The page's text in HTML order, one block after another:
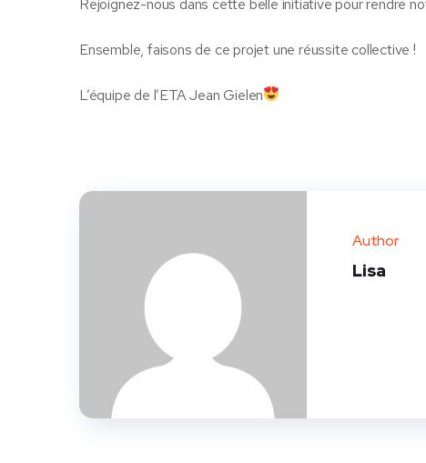
Rejoignez-nous dans cette belle initiative pour rendre
Ensemble, faisons de ce projet une réussite collective !
L’équipe de l’ETA Jean Gielen
Author
Lisa